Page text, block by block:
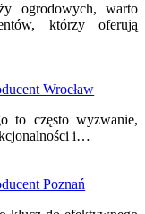
ogrodowych, warto
którzy oferują
Wrocław
to często wyzwanie,
i…
Poznań